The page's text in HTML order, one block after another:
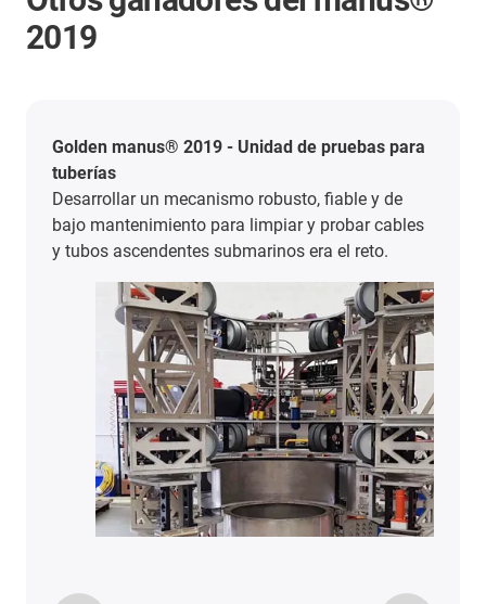
2019
Golden manus® 2019 - Unidad de pruebas para
tuberías
Desarrollar un mecanismo robusto, fiable y de
bajo mantenimiento para limpiar y probar cables
y tubos ascendentes submarinos era el reto.